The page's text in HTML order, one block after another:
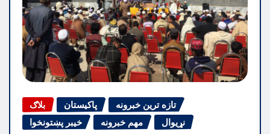
بلاګ پاکیستان
تازه ترین خبرونه
خیبر پښتونخوا
مهم خبرونه نړیوال